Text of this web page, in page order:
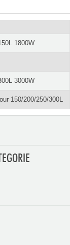
1800W
3000W
150/200/250/300L